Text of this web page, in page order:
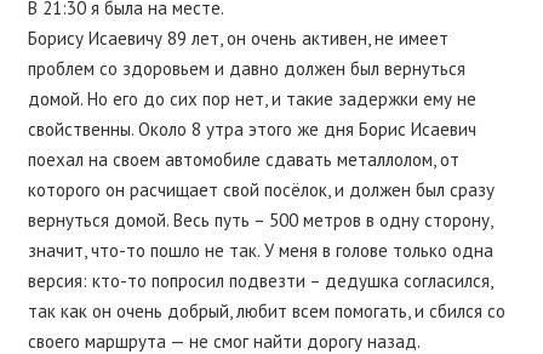
В 21:30 я была на месте.
Борису Исаевичу 89 лет, он очень активен, не имеет
проблем со здоровьем и давно должен был вернуться
домой. Но его до сих пор нет, и такие задержки ему не
свойственны. Около 8 утра этого же дня Борис Исаевич
поехал на своем автомобиле сдавать металлолом, от
которого он расчищает свой посёлок, и должен был сразу
вернуться домой. Весь путь – 500 метров в одну сторону,
значит, что-то пошло не так. У меня в голове только одна
версия: кто-то попросил подвезти – дедушка согласился,
так как он очень добрый, любит всем помогать, и сбился со
своего маршрута — не смог найти дорогу назад.